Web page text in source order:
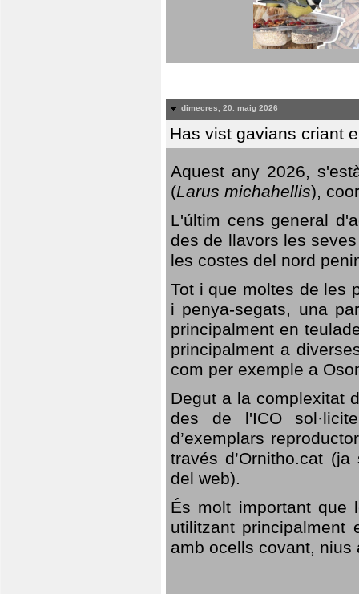
dimecres, 20. maig 2026
Has vist gavians criant
Aquest any 2026,
(Larus michahellis),
L'últim cens general
des de llavors les
les costes del nord
Tot i que moltes de les
i penya-segats, una
principalment en
principalment a
com per exemple a
Degut a la complexitat
des de l'ICO
d’exemplars
través d’Ornitho.cat
del web).
És molt important que
utilitzant
amb ocells covant,